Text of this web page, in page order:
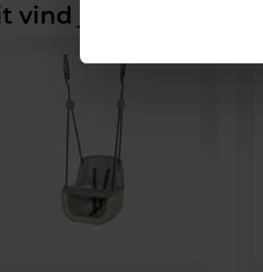
vind je misschien